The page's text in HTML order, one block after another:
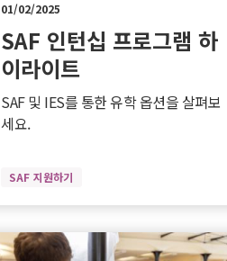
01/02/2025
SAF 인턴십 프로그램 하
이라이트
SAF 및 IES를 통한 유학 옵션을 살펴보
세요.
SAF 지원하기